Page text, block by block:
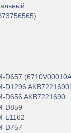
D657
D1296
D656 AKB7221690
D859
L1162
D757